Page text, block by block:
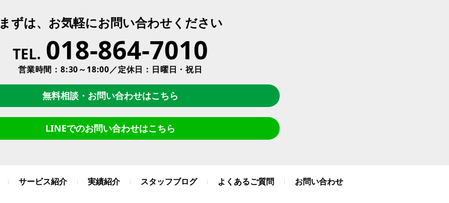
まずは、お気軽にお問い合わせください
TEL. 018-864-7010
営業時間：8:30～18:00／定休日：日曜日・祝日
無料相談・お問い合わせはこちら
LINEでのお問い合わせはこちら
サービス紹介 実績紹介 スタッフブログ よくあるご質問 お問い合わせ